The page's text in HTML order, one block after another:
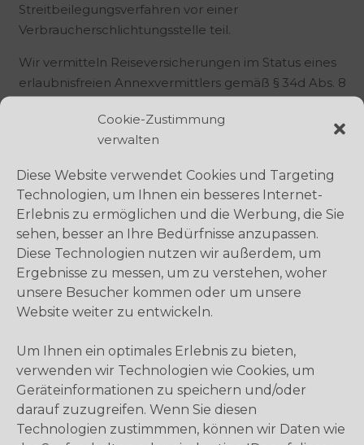
Cookie-Zustimmung
verwalten
Diese Website verwendet Cookies und Targeting
Technologien, um Ihnen ein besseres Internet-
Erlebnis zu ermöglichen und die Werbung, die Sie
sehen, besser an Ihre Bedürfnisse anzupassen.
Diese Technologien nutzen wir außerdem, um
Ergebnisse zu messen, um zu verstehen, woher
unsere Besucher kommen oder um unsere
Website weiter zu entwickeln.
Um Ihnen ein optimales Erlebnis zu bieten,
verwenden wir Technologien wie Cookies, um
Geräteinformationen zu speichern und/oder
darauf zuzugreifen. Wenn Sie diesen
Technologien zustimmmen, können wir Daten wie
Streitbeilegungsverfahren vor einer
Verbraucherschlichtungsstelle teil.
Wir vermitteln Reiseversicherungen im Status eines
erlaubnisfreien Annexvermittlers gemäß § 34d Abs. 8
Beschwerdestelle bei Streitigkeiten mit
Versicherungsombudsmann e.V.
Postfach 08 06 32
10006 Berlin
www.versicherungsombudsmann.de
Bildnachweise
STARTSEITE: © Martin Dimitrov/E+ via Getty Images,
© Alena Ozerova/stock.adobe.com, ©
Hetzmannseder/Moment via Getty Images, ©
hbrh/stock.adobe.com, © ivanko80 – Fotolia.com, ©
shutterstock_(c)NAPA_549644008.jpg (Anzeige
Kreuzfahrt)